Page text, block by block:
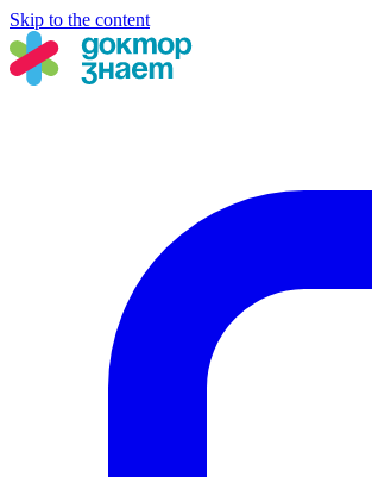
Skip to the content